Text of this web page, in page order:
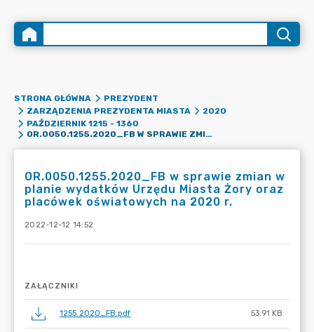
STRONA GŁÓWNA
PREZYDENT
ZARZĄDZENIA PREZYDENTA MIASTA
2020
PAŹDZIERNIK 1215 - 1360
OR.0050.1255.2020_FB W SPRAWIE ZMIAN W PLANIE WYDATKÓW URZĘDU MIASTA ŻORY ORAZ PLACÓWEK OŚWIATOWYCH NA 2020 R.
OR.0050.1255.2020_FB w sprawie zmian w
planie wydatków Urzędu Miasta Żory oraz
placówek oświatowych na 2020 r.
2022-12-12 14:52
ZAŁĄCZNIKI
1255.2020_FB.pdf 53.91 KB